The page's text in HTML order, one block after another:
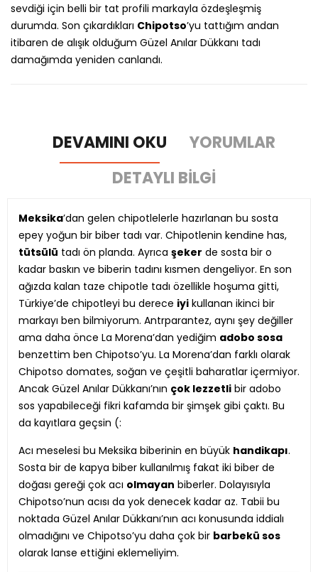
sevdiği için belli bir tat profili markayla özdeşleşmiş
durumda. Son çıkardıkları Chipotso’yu tattığım andan
itibaren de alışık olduğum Güzel Anılar Dükkanı tadı
damağımda yeniden canlandı.
DEVAMINI OKU
YORUMLAR
DETAYLI BILGI
Meksika’dan gelen chipotlelerle hazırlanan bu sosta
epey yoğun bir biber tadı var. Chipotlenin kendine has,
tütsülü tadı ön planda. Ayrıca şeker de sosta bir o
kadar baskın ve biberin tadını kısmen dengeliyor. En son
ağızda kalan taze chipotle tadı özellikle hoşuma gitti,
Türkiye’de chipotleyi bu derece iyi kullanan ikinci bir
markayı ben bilmiyorum. Antrparantez, aynı şey değiller
ama daha önce La Morena’dan yediğim adobo sosa
benzettim ben Chipotso’yu. La Morena’dan farklı olarak
Chipotso domates, soğan ve çeşitli baharatlar içermiyor.
Ancak Güzel Anılar Dükkanı’nın çok lezzetli bir adobo
sos yapabileceği fikri kafamda bir şimşek gibi çaktı. Bu
da kayıtlara geçsin (:
Acı meselesi bu Meksika biberinin en büyük handikapı.
Sosta bir de kapya biber kullanılmış fakat iki biber de
doğası gereği çok acı olmayan biberler. Dolayısıyla
Chipotso’nun acısı da yok denecek kadar az. Tabii bu
noktada Güzel Anılar Dükkanı’nın acı konusunda iddialı
olmadığını ve Chipotso’yu daha çok bir barbekü sos
olarak lanse ettiğini eklemeliyim.